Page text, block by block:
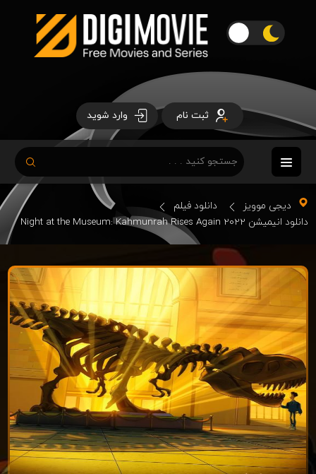
ثبت نام وارد شوید
دیجی موویز
دانلود فیلم
دانلود انیمیشن Night at the Museum: Kahmunrah Rises Again 2022